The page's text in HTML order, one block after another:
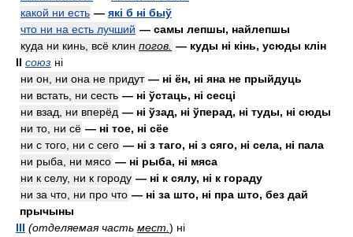
какой ни есть — які б ні быў
что ни на есть лучший — самы лепшы, найлепшы
куда ни кинь, всё клин погов. — куды ні кінь, усюды клін
II союз ні
ни он, ни она не придут — ні ён, ні яна не прыйдуць
ни встать, ни сесть — ні ўстаць, ні сесці
ни взад, ни вперёд — ні ўзад, ні ўперад, ні туды, ні сюды
ни то, ни сё — ні тое, ні сёе
ни с того, ни с сего — ні з таго, ні з сяго, ні села, ні пала
ни рыба, ни мясо — ні рыба, ні мяса
ни к селу, ни к городу — ні к сялу, ні к гораду
ни за что, ни про что — ні за што, ні пра што, без дай
прычыны
III (отделяемая часть мест. ) ні